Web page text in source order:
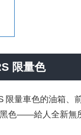
限量色
限量車色的油箱
色——給人全新無